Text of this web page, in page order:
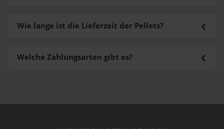
Welche Zahlungsarten gibt es?
Wie lange ist die Lieferzeit der Pellets?